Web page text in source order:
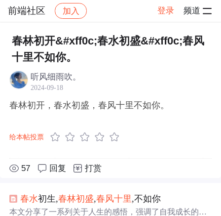
前端社区 加入 登录 频道
社区 前端社区 感慨 帖子详情
春林初开&#xff0c;春水初盛&#xff0c;春风
十里不如你。
听风细雨吹。
2024-09-18
春林初开，春水初盛，春风十里不如你。
给本帖投票
57 回复 打赏
春水初生,春林初盛,春风十里,不如你
本文分享了一系列关于人生的感悟，强调了自我成长的重